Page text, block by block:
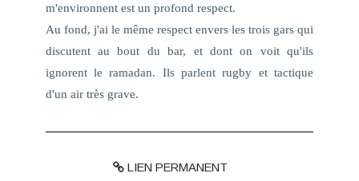
m'environnent est un profond respect.
Au fond, j'ai le même respect envers les trois gars qui
discutent au bout du bar, et dont on voit qu'ils
ignorent le ramadan. Ils parlent rugby et tactique
d'un air très grave.
LIEN PERMANENT